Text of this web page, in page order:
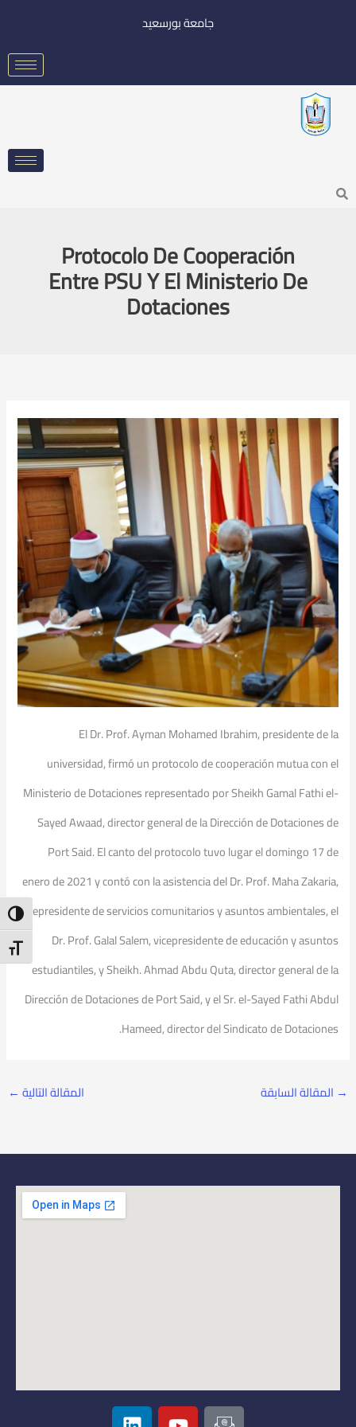
جامعة بورسعيد
Search
Protocolo De Cooperación
Entre PSU Y El Ministerio De
Dotaciones
El Dr. Prof. Ayman Mohamed Ibrahim, presidente de la
universidad, firmó un protocolo de cooperación mutua con el
Ministerio de Dotaciones representado por Sheikh Gamal Fathi el-
Sayed Awaad, director general de la Dirección de Dotaciones de
Port Said. El canto del protocolo tuvo lugar el domingo 17 de
enero de 2021 y contó con la asistencia del Dr. Prof. Maha Zakaria,
vicepresidente de servicios comunitarios y asuntos ambientales, el
Dr. Prof. Galal Salem, vicepresidente de educación y asuntos
estudiantiles, y Sheikh. Ahmad Abdu Quta, director general de la
Dirección de Dotaciones de Port Said, y el Sr. el-Sayed Fathi Abdul
Hameed, director del Sindicato de Dotaciones.
→ المقالة السابقة المقالة التالية ←
I
Y
L